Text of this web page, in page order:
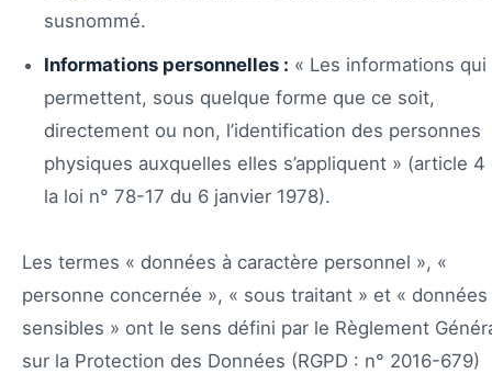
susnommé.
Informations personnelles : « Les informations qui
permettent, sous quelque forme que ce soit,
directement ou non, l’identification des personnes
physiques auxquelles elles s’appliquent » (article 4
la loi n° 78-17 du 6 janvier 1978).
Les termes « données à caractère personnel », «
personne concernée », « sous traitant » et « données
sensibles » ont le sens défini par le Règlement
sur la Protection des Données (RGPD : n° 2016-679)